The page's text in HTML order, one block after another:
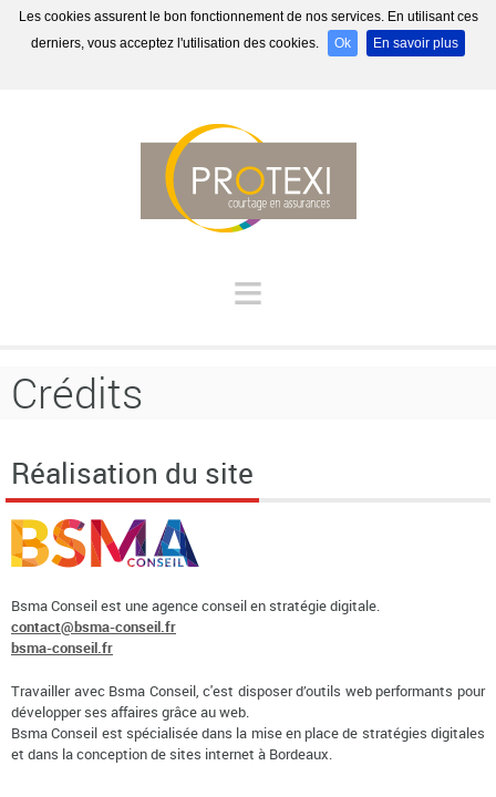
Les cookies assurent le bon fonctionnement de nos services. En utilisant ces
derniers, vous acceptez l'utilisation des cookies.
Ok En savoir plus
≡
Crédits
Réalisation du site
Bsma Conseil est une agence conseil en stratégie digitale.
contact@bsma-conseil.fr
bsma-conseil.fr
Travailler avec Bsma Conseil, c'est disposer d’outils web performants pour
développer ses affaires grâce au web.
Bsma Conseil est spécialisée dans la mise en place de stratégies digitales
et dans la conception de sites internet à Bordeaux.